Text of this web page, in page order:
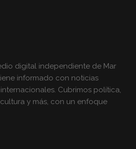
digital independiente de Mar
informado con noticias
Cubrimos política,
y más, con un enfoque